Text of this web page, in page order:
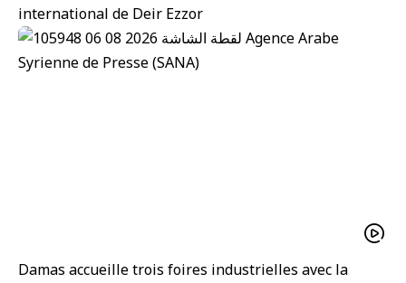
international de Deir Ezzor
Damas accueille trois foires industrielles avec la